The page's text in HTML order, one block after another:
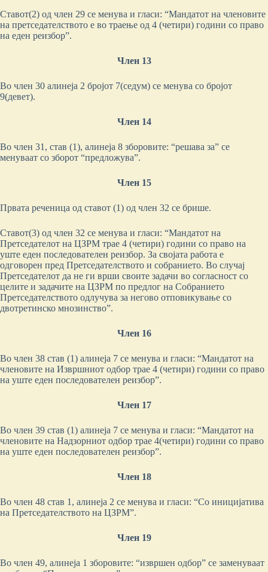
Ставот(2) од член 29 се менува и гласи: “Мандатот на членовите
на претседателството е во траење од 4 (четири) години со право
на еден реизбор”.
Член 13
Во член 30 алинеја 2 бројот 7(седум) се менува со бројот
9(девет).
Член 14
Во член 31, став (1), алинеја 8 зборовите: “решава за” се
менуваат со зборот “предложува”.
Член 15
Првата реченица од ставот (1) од член 32 се брише.
Ставот(3) од член 32 се менува и гласи: “Мандатот на
Претседателот на ЦЗРМ трае 4 (четири) години со право на
уште еден последователен реизбор. За својата работа е
одговорен пред Претседателството и собранието. Во случај
Претседателот да не ги врши своите задачи во согласност со
целите и задачите на ЦЗРМ по предлог на Собранието
Претседателството одлучува за негово отповикување со
двотретинско мнозинство”.
Член 16
Во член 38 став (1) алинеја 7 се менува и гласи: “Мандатот на
членовите на Извршниот одбор трае 4 (четири) години со право
на уште еден последователен реизбор”.
Член 17
Во член 39 став (1) алинеја 7 се менува и гласи: “Мандатот на
членовите на Надзорниот одбор трае 4(четири) години со право
на уште еден последователен реизбор”.
Член 18
Во член 48 став 1, алинеја 2 се менува и гласи: “Со иницијатива
на Претседателството на ЦЗРМ”.
Член 19
Во член 49, алинеја 1 зборовите: “извршен одбор” се заменуваат